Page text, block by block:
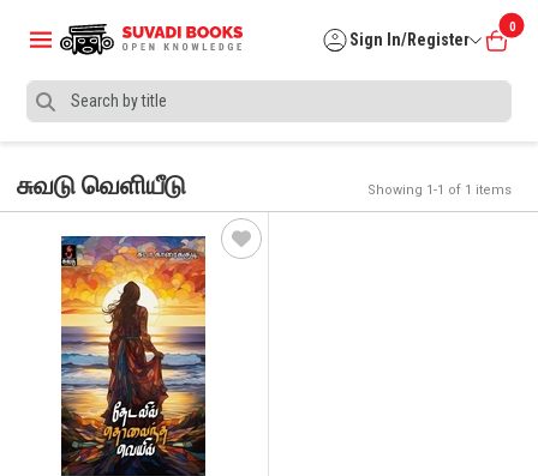
Sign In/Register
0
சுவடு வெளியீடு Showing 1-1 of 1 items